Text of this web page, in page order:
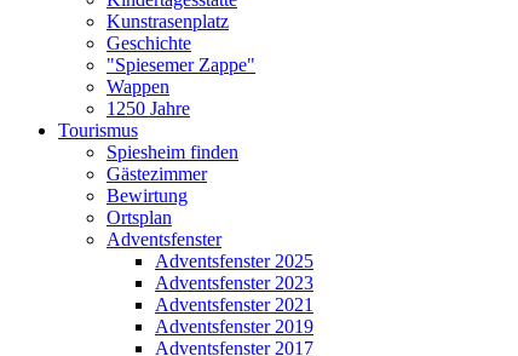
Kunstrasenplatz
Geschichte
"Spiesemer Zappe"
Wappen
1250 Jahre
Tourismus
Spiesheim finden
Gästezimmer
Bewirtung
Ortsplan
Adventsfenster
Adventsfenster 2025
Adventsfenster 2023
Adventsfenster 2021
Adventsfenster 2019
Adventsfenster 2017